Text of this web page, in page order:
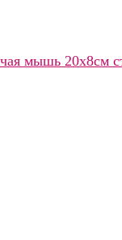
мышь 20x8см